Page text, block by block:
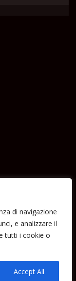
di navigazione
e analizzare il
tutti i cookie o
Accept All
Zinzolo, 20 - 980555 -
-
di Barcellona